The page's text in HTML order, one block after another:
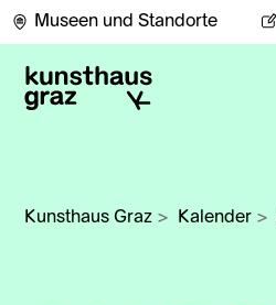
Museen und Standorte
Kunsthaus Graz > Kalender >